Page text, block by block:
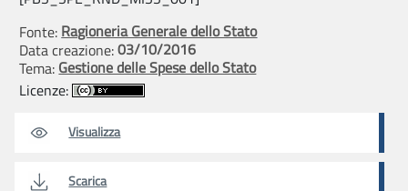
Fonte: Ragioneria Generale dello Stato
Data creazione:03/10/2016
Tema: Gestione delle Spese dello Stato
Licenze:
Visualizza
Scarica